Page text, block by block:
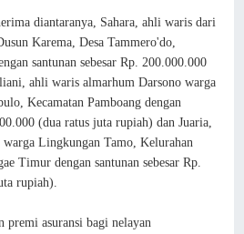
diantaranya, Sahara, ahli waris dari
Karema, Desa Tammero'do,
santunan sebesar Rp. 200.000.000
ahli waris almarhum Darsono warga
Kecamatan Pamboang dengan
(dua ratus juta rupiah) dan Juaria,
Lingkungan Tamo, Kelurahan
Timur dengan santunan sebesar Rp.
rupiah).
premi asuransi bagi nelayan